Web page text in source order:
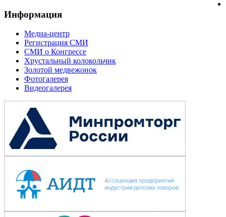
Информация
Медиа-центр
Регистрация СМИ
СМИ о Конгрессе
Хрустальный колокольчик
Золотой медвежонок
Фотогалерея
Видеогалерея